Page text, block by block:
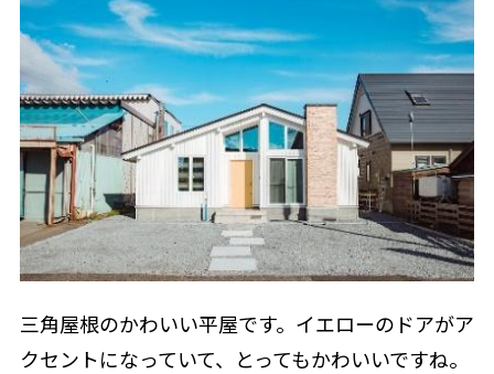
三角屋根のかわいい平屋です。イエローのドアがア
クセントになっていて、とってもかわいいですね。